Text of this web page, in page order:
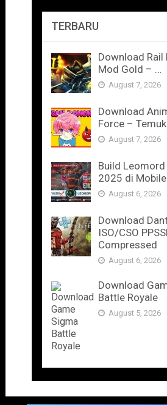
TERBARU
Download Rail
Mod Gold – …
August 7, 2026
Download
Force –
August 7, 2026
Build
2025 di
August 6, 2026
Download
ISO/CSO
Compressed
August 6, 2026
Download
Battle Royale
August 5, 2026